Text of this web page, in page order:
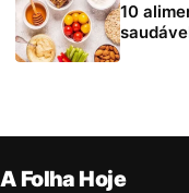
10
A Folha Hoje